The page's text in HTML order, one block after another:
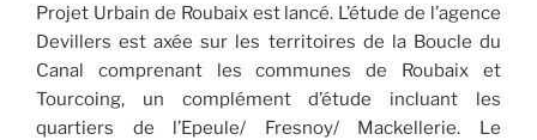
Projet Urbain de Roubaix est lancé. L’étude de l’agence
Devillers est axée sur les territoires de la Boucle du
Canal comprenant les communes de Roubaix et
Tourcoing, un complément d’étude incluant les
quartiers de l’Epeule/ Fresnoy/ Mackellerie. Le